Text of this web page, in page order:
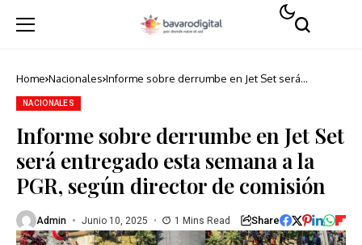
Home Nacionales Informe sobre derrumbe en Jet Set será
NACIONALES
Informe sobre derrumbe en Jet Set
será entregado esta semana a la
PGR, según director de comisión
Admin Junio 10, 2025 1 Mins Read Share